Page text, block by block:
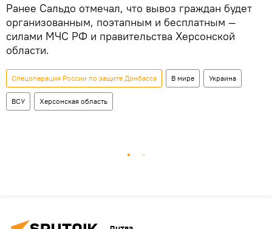
Ранее Сальдо отмечал, что вывоз граждан будет
организованным, поэтапным и бесплатным —
силами МЧС РФ и правительства Херсонской
области.
Спецоперация России по защите Донбасса В мире Украина
ВСУ Херсонская область